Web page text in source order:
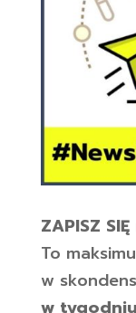
ZAPISZ SIĘ
To
w
w